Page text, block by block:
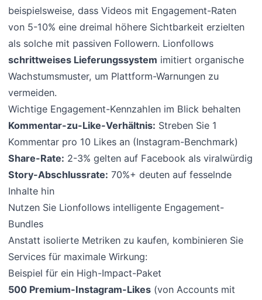
beispielsweise, dass Videos mit Engagement-Raten
von 5-10% eine dreimal höhere Sichtbarkeit erzielten
als solche mit passiven Followern. Lionfollows
schrittweises Lieferungssystem imitiert organische
Wachstumsmuster, um Plattform-Warnungen zu
vermeiden.
Wichtige Engagement-Kennzahlen im Blick behalten
Kommentar-zu-Like-Verhältnis: Streben Sie 1
Kommentar pro 10 Likes an (Instagram-Benchmark)
Share-Rate: 2-3% gelten auf Facebook als viralwürdig
Story-Abschlussrate: 70%+ deuten auf fesselnde
Inhalte hin
Nutzen Sie Lionfollows intelligente Engagement-
Bundles
Anstatt isolierte Metriken zu kaufen, kombinieren Sie
Services für maximale Wirkung:
Beispiel für ein High-Impact-Paket
500 Premium-Instagram-Likes (von Accounts mit